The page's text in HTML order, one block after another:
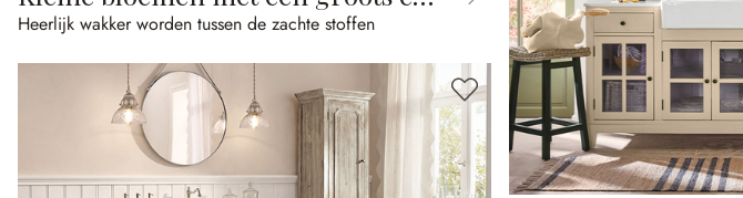
Heerlijk wakker worden tussen de zachte stoffen